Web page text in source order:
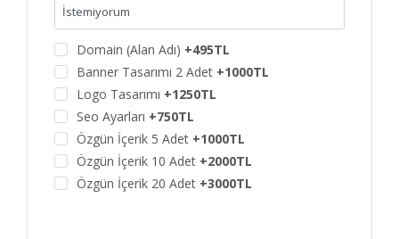
Domain (Alan Adı) +495TL
Banner Tasarımı 2 Adet +1000TL
Logo Tasarımı +1250TL
Seo Ayarları +750TL
Özgün İçerik 5 Adet +1000TL
Özgün İçerik 10 Adet +2000TL
Özgün İçerik 20 Adet +3000TL